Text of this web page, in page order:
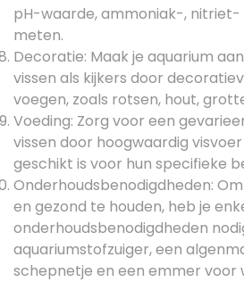
pH-waarde, ammoniak-,
meten.
Decoratie: Maak je aquarium
vissen als kijkers door
voegen, zoals rotsen, hout,
Voeding: Zorg voor een
vissen door hoogwaardig
geschikt is voor hun specifieke
Onderhoudsbenodigdheden:
en gezond te houden, heb je
onderhoudsbenodigdheden
aquariumstofzuiger, een
schepnetje en een emmer voor